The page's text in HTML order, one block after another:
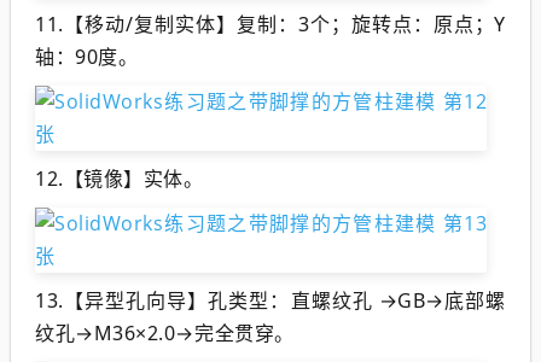
11.【移动/复制实体】复制：3个；旋转点：原点；Y
轴：90度。
12.【镜像】实体。
13.【异型孔向导】孔类型：直螺纹孔 →GB→底部螺
纹孔→M36×2.0→完全贯穿。